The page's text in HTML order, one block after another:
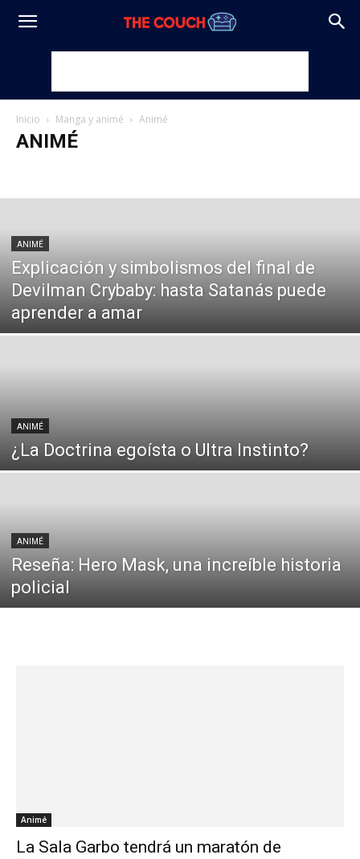
Inicio Manga y animé Animé
ANIMÉ
ANIMÉ
Explicación y simbolismos del final de
Devilman Crybaby: hasta Satanás puede
aprender a amar
ANIMÉ
¿La Doctrina egoísta o Ultra Instinto?
ANIMÉ
Reseña: Hero Mask, una increíble historia
policial
Animé
La Sala Garbo tendrá un maratón de